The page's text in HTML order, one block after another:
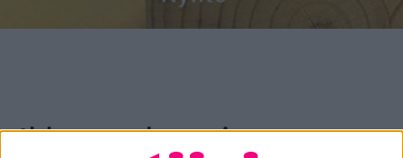
Ikkunan karmi